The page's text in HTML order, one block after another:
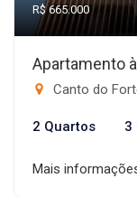
R$ 665.000
Apartamento
Canto do
2 Quartos 3
Mais